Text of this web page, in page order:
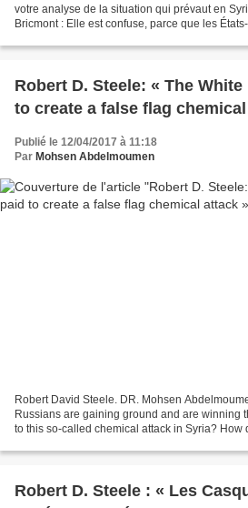
votre analyse de la situation qui prévaut en
Bricmont : Elle est confuse, parce que les
Robert D. Steele: « The
to create a false flag
Publié le 12/04/2017 à 11:18
Par Mohsen Abdelmoumen
Robert David Steele. DR. Mohsen
Russians are gaining ground and are winning
to this so-called chemical attack in Syria? How
Robert D. Steele : « Les